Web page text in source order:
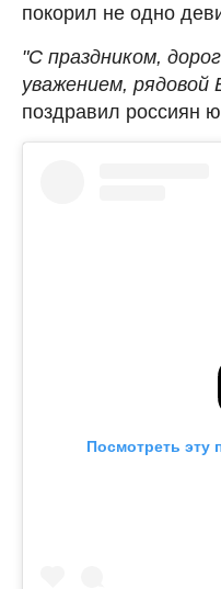
покорил не одно
"С праздником,
уважением, рядовой
поздравил россиян
Посмотреть эту